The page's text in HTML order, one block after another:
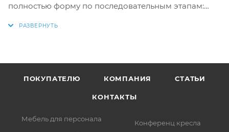
полностью форму по последовательным этапам:
ПОКУПАТЕЛЮ КОМПАНИЯ СТАТЬИ
КОНТАКТЫ
Мебель для персонала Конференц кресла